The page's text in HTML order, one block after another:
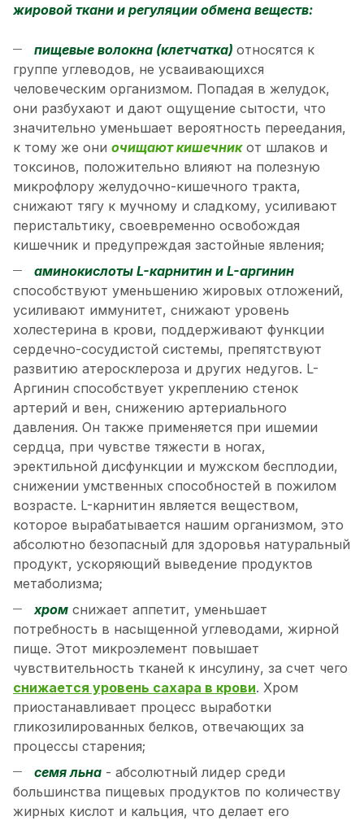
жировой ткани и регуляции обмена веществ:
пищевые волокна (клетчатка) относятся к
группе углеводов, не усваивающихся
человеческим организмом. Попадая в желудок,
они разбухают и дают ощущение сытости, что
значительно уменьшает вероятность переедания,
к тому же они очищают кишечникот шлаков и
токсинов, положительно влияют на полезную
микрофлору желудочно-кишечного тракта,
снижают тягу к мучному и сладкому, усиливают
перистальтику, своевременно освобождая
кишечник и предупреждая застойные явления;
аминокислоты L-карнитин и L-аргинин
способствуют уменьшению жировых отложений,
усиливают иммунитет, снижают уровень
холестерина в крови, поддерживают функции
сердечно-сосудистой системы, препятствуют
развитию атеросклероза и других недугов. L-
Аргинин способствует укреплению стенок
артерий и вен, снижению артериального
давления. Он также применяется при ишемии
сердца, при чувстве тяжести в ногах,
эректильной дисфункции и мужском бесплодии,
снижении умственных способностей в пожилом
возрасте. L-карнитин является веществом,
которое вырабатывается нашим организмом, это
абсолютно безопасный для здоровья натуральный
продукт, ускоряющий выведение продуктов
метаболизма;
хром снижает аппетит, уменьшает
потребность в насыщенной углеводами, жирной
пище. Этот микроэлемент повышает
чувствительность тканей к инсулину, за счет чего
снижается уровень сахара в крови. Хром
приостанавливает процесс выработки
гликозилированных белков, отвечающих за
процессы старения;
семя льна - абсолютный лидер среди
большинства пищевых продуктов по количеству
жирных кислот и кальция, что делает его